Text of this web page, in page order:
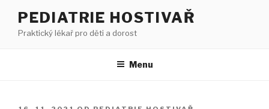
obsahu
PEDIATRIE HOSTIVAŘ
Praktický lékař pro děti a dorost
Menu